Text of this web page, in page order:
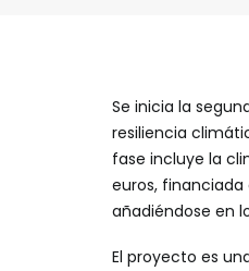
Se inicia la
resiliencia
fase incluye la
euros, financiada
añadiéndose en
El proyecto es